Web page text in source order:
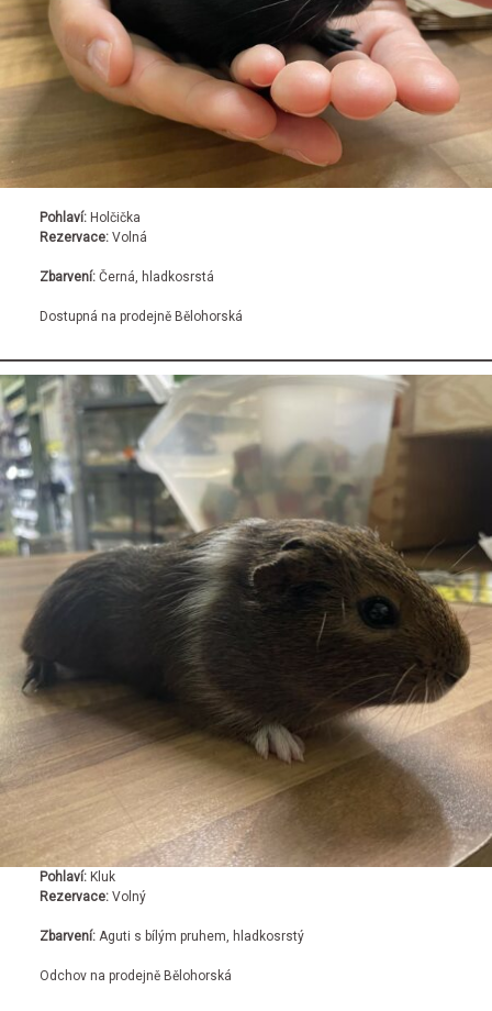
Pohlaví:Holčička
Rezervace:Volná
Zbarvení:Černá, hladkosrstá
Dostupná na prodejně Bělohorská
Pohlaví:Kluk
Rezervace:Volný
Zbarvení:Aguti s bílým pruhem, hladkosrstý
Odchov na prodejně Bělohorská